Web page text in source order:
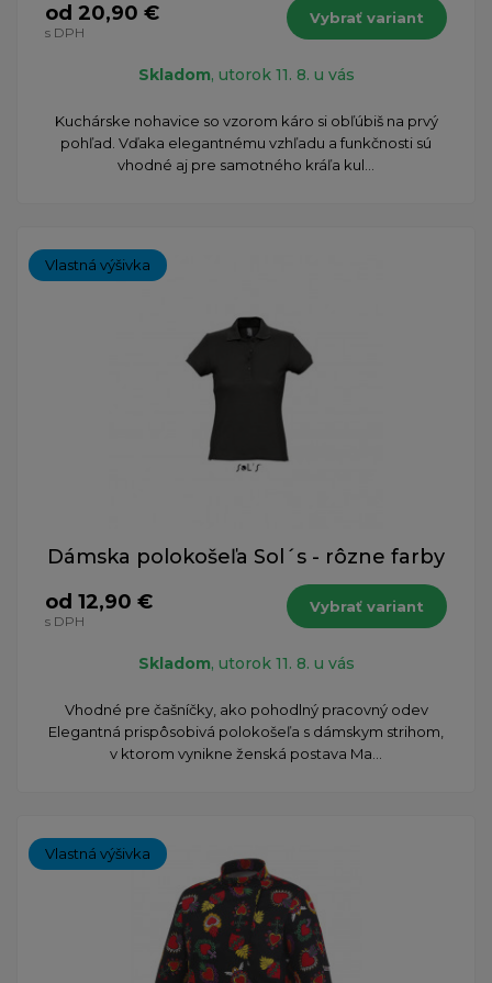
od 20,90 €
s DPH
Vybrať variant
Skladom, utorok 11. 8. u vás
​Kuchárske nohavice so vzorom káro si obľúbiš na prvý
pohľad. Vďaka elegantnému vzhľadu a funkčnosti sú
vhodné aj pre samotného kráľa kul...
Vlastná výšivka
Dámska polokošeľa Sol´s - rôzne farby
od 12,90 €
s DPH
Vybrať variant
Skladom, utorok 11. 8. u vás
Vhodné pre čašníčky, ako pohodlný pracovný odev
Elegantná prispôsobivá polokošeľa s dámskym strihom,
v ktorom vynikne ženská postava Ma...
Vlastná výšivka